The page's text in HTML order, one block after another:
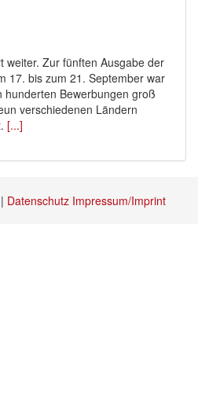
weiter. Zur fünften Ausgabe der
17. bis zum 21. September war
Bewerbungen groß
verschiedenen Ländern
[...]
| Datenschutz Impressum/Imprint